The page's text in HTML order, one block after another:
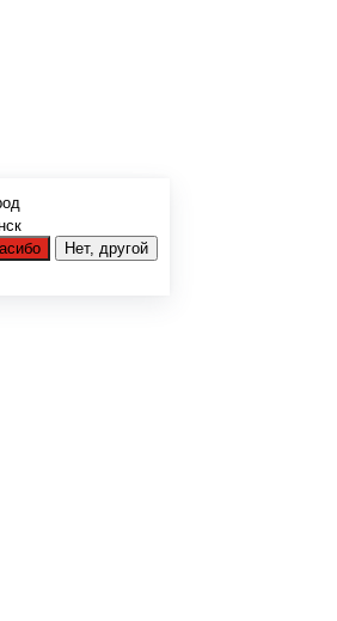
Нет, другой